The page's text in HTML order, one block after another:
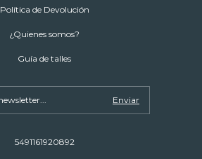
Política de Devolución
¿Quienes somos?
Guía de talles
5491161920892